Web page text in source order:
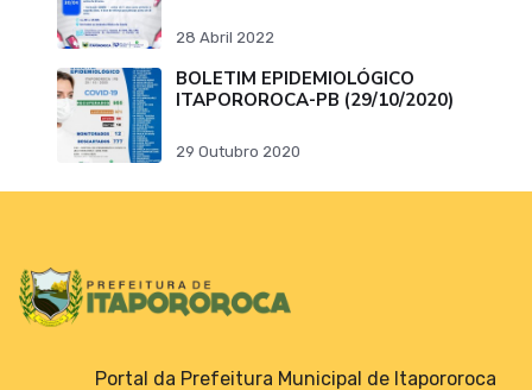
28 Abril 2022
BOLETIM EPIDEMIOLÓGICO
ITAPOROROCA-PB (29/10/2020)
29 Outubro 2020
Portal da Prefeitura Municipal de Itapororoca